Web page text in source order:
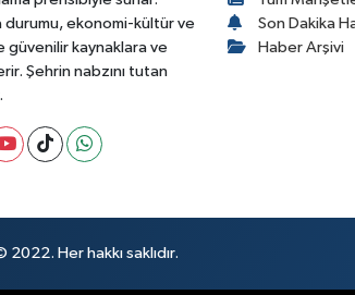
durumu, ekonomi-kültür ve
güvenilir kaynaklara ve
Şehrin nabzını tutan
Son Dakika
Haber Arşivi
Her hakkı saklıdır.